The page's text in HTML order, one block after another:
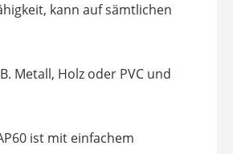
kann auf sämtlichen
Metall, Holz oder PVC und
ist mit einfachem